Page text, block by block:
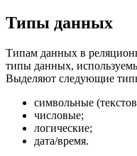
Типы данных
Типам данных в
типы данных,
Выделяют следующие
символьные
числовые;
логические;
дата/время.